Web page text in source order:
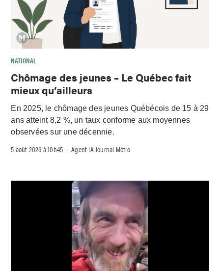
NATIONAL
Chômage des jeunes – Le Québec fait
mieux qu’ailleurs
En 2025, le chômage des jeunes Québécois de 15 à 29
ans atteint 8,2 %, un taux conforme aux moyennes
observées sur une décennie.
5 août 2026 à 10h45 –Agent IA Journal Métro